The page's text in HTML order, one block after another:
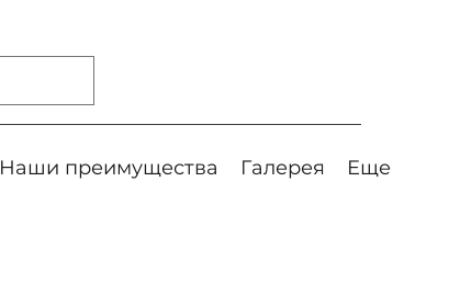
Наши преимущества Галерея Еще